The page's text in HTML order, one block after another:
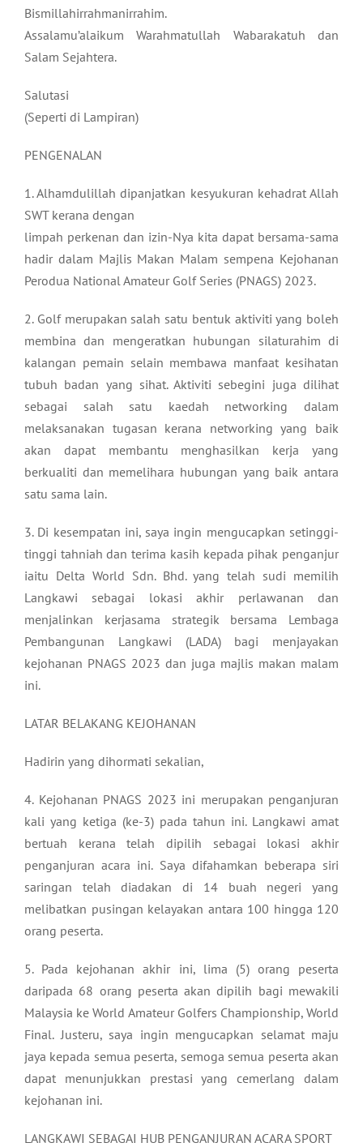
Bismillahirrahmanirrahim.
Assalamu’alaikum Warahmatullah Wabarakatuh dan
Salam Sejahtera.
Salutasi
(Seperti di Lampiran)
PENGENALAN
1. Alhamdulillah dipanjatkan kesyukuran kehadrat Allah
SWT kerana dengan
limpah perkenan dan izin-Nya kita dapat bersama-sama
hadir dalam Majlis Makan Malam sempena Kejohanan
Perodua National Amateur Golf Series (PNAGS) 2023.
2. Golf merupakan salah satu bentuk aktiviti yang boleh
membina dan mengeratkan hubungan silaturahim di
kalangan pemain selain membawa manfaat kesihatan
tubuh badan yang sihat. Aktiviti sebegini juga dilihat
sebagai salah satu kaedah networking dalam
melaksanakan tugasan kerana networking yang baik
akan dapat membantu menghasilkan kerja yang
berkualiti dan memelihara hubungan yang baik antara
satu sama lain.
3. Di kesempatan ini, saya ingin mengucapkan setinggi-
tinggi tahniah dan terima kasih kepada pihak penganjur
iaitu Delta World Sdn. Bhd. yang telah sudi memilih
Langkawi sebagai lokasi akhir perlawanan dan
menjalinkan kerjasama strategik bersama Lembaga
Pembangunan Langkawi (LADA) bagi menjayakan
kejohanan PNAGS 2023 dan juga majlis makan malam
ini.
LATAR BELAKANG KEJOHANAN
Hadirin yang dihormati sekalian,
4. Kejohanan PNAGS 2023 ini merupakan penganjuran
kali yang ketiga (ke-3) pada tahun ini. Langkawi amat
bertuah kerana telah dipilih sebagai lokasi akhir
penganjuran acara ini. Saya difahamkan beberapa siri
saringan telah diadakan di 14 buah negeri yang
melibatkan pusingan kelayakan antara 100 hingga 120
orang peserta.
5. Pada kejohanan akhir ini, lima (5) orang peserta
daripada 68 orang peserta akan dipilih bagi mewakili
Malaysia ke World Amateur Golfers Championship, World
Final. Justeru, saya ingin mengucapkan selamat maju
jaya kepada semua peserta, semoga semua peserta akan
dapat menunjukkan prestasi yang cemerlang dalam
kejohanan ini.
LANGKAWI SEBAGAI HUB PENGANJURAN ACARA SPORT